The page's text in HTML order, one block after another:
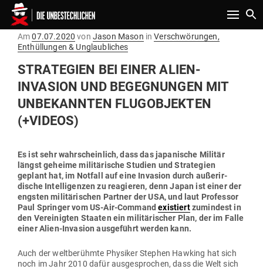
Toggle
AmGepostet
am
07.07.2020 von Jason Mason inVerschwörungen,
Enthüllungen & Unglaubliches
STRA­TEGIEN BEI EINER ALIEN-
INVASION UND BEGEG­NUNGEN MIT
UNBE­KANNTEN FLUG­OB­JEKTEN
(+VIDEOS)
Es ist sehr wahr­scheinlich, dass das japa­nische Militär
längst geheime mili­tä­rische Studien und Stra­tegien
geplant hat, im Notfall auf eine Invasion durch außer­ir­
dische Intel­li­genzen zu reagieren, denn Japan ist einer der
engsten mili­tä­ri­schen Partner der USA, und laut Pro­fessor
Paul Springer vom US-Air-Commandexis­tiertzumindest in
den Ver­ei­nigten Staaten ein mili­tä­ri­scher Plan, der im Falle
einer Alien-Invasion aus­ge­führt werden kann.
Auch der welt­be­rühmte Phy­siker Stephen Hawking hat sich
noch im Jahr 2010 dafür aus­ge­sprochen, dass die Welt sich